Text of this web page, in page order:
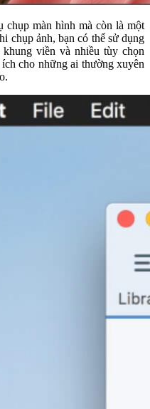
chụp màn hình mà còn là một
chụp ảnh, bạn có thể sử dụng
viền và nhiều tùy chọn
cho những ai thường xuyên